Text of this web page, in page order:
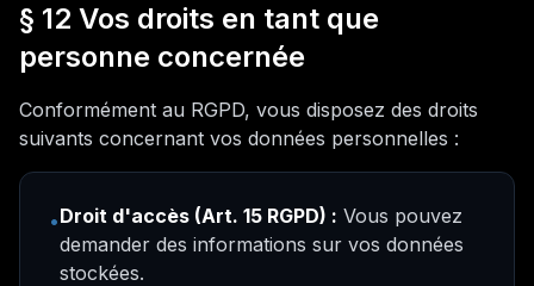
§ 12 Vos droits en tant que
personne concernée
Conformément au RGPD, vous disposez des droits
suivants concernant vos données personnelles :
•Droit d'accès (Art. 15 RGPD) : Vous pouvez
demander des informations sur vos données
stockées.